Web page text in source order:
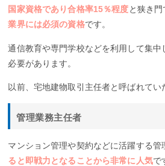
国家資格であり合格率15％程度と狭き
業界には必須の資格です。
通信教育や専門学校などを利用して集中
必要があります。
以前、宅地建物取引主任者と呼ばれてい
管理業務主任者
マンション管理や契約などに活躍する管
ると即戦力となることから非常に人気で